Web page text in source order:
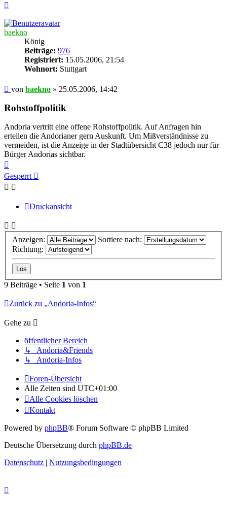
baekno
König
Beiträge: 976
Registriert: 15.05.2006, 21:54
Wohnort: Stuttgart
Beitrag
von baekno » 25.05.2006, 14:42
Rohstoffpolitik
Andoria vertritt eine offene Rohstoffpolitik. Auf Anfragen hin
erteilen die Andorianer gern Auskunft. Um Mißverständnisse zu
vermeiden, ist die Anzeige in der Stadtübersicht C38 jedoch nur für
Bürger Andorias sichtbar.
oben
Gesperrt
Druckansicht
Anzeigen:
Sortiere nach:
Richtung:
9 Beiträge • Seite 1 von 1
Zurück zu „Andoria-Infos“
Gehe zu
öffentlicher Bereich
↳ Andoria&Friends
↳ Andoria-Infos
Foren-Übersicht
Alle Zeiten sind UTC+01:00
Alle Cookies löschen
Kontakt
Powered by phpBB® Forum Software © phpBB Limited
Deutsche Übersetzung durch phpBB.de
Datenschutz | Nutzungsbedingungen